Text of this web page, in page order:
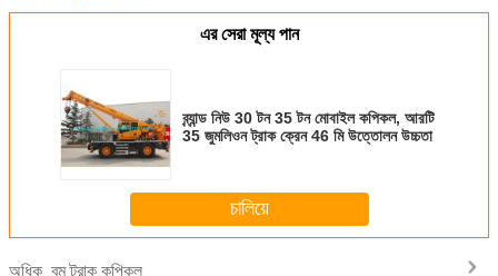
এর সেরা মূল্য পান
ব্র্যান্ড নিউ 30 টন 35 টন মোবাইল কপিকল, আরটি
35 জুমলিওন ট্রাক ক্রেন 46 মি উত্তোলন উচ্চতা
চালিয়ে
অধিক বুম ট্রাক কপিকল